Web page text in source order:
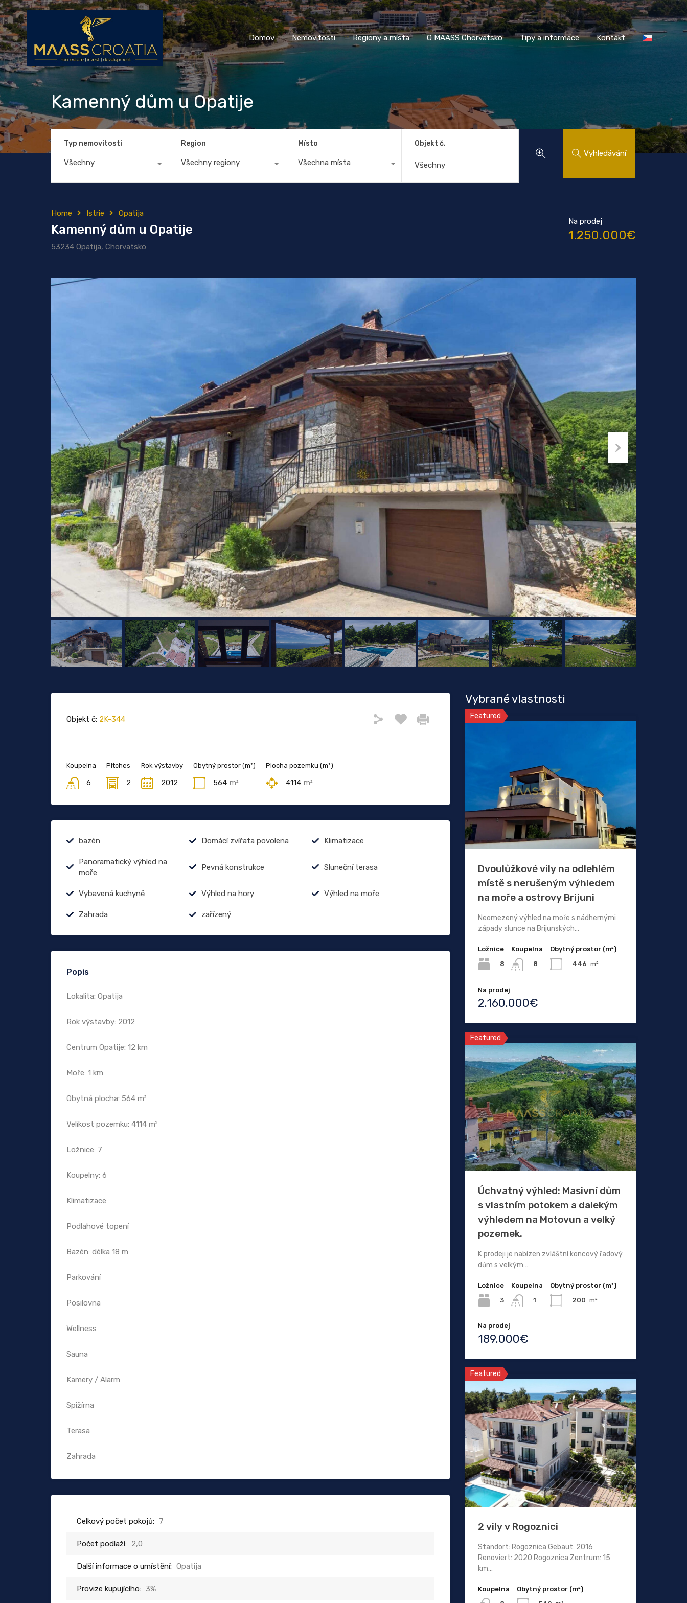
Domov Nemovitosti Regiony a místa O MAASS Chorvatsko Tipy a informace Kontakt
Domov Nemovitosti Regiony a místa O MAASS Chorvatsko Tipy a informace Kontakt
Kamenný dům u Opatije
Typ nemovitosti
Všechny
Region
Všechny regiony
Místo
Všechna místa
Objekt č.
Vyhledávání
Home Istrie Opatija
Kamenný dům u Opatije
53234 Opatija, Chorvatsko
Na prodej
1.250.000€
Objekt č: 2K-344
Koupelna
6
Pitches
2
Rok výstavby
2012
Obytný prostor (m²)
564 m²
Plocha pozemku (m²)
4114 m²
bazén Domácí zvířata povolena Klimatizace
Panoramatický výhled na
moře
Pevná konstrukce Sluneční terasa
Vybavená kuchyně Výhled na hory Výhled na moře
Zahrada zařízený
Popis
Lokalita: Opatija
Rok výstavby: 2012
Centrum Opatije: 12 km
Moře: 1 km
Obytná plocha: 564 m²
Velikost pozemku: 4114 m²
Ložnice: 7
Koupelny: 6
Klimatizace
Podlahové topení
Bazén: délka 18 m
Parkování
Posilovna
Wellness
Sauna
Kamery / Alarm
Spižírna
Terasa
Zahrada
Celkový počet pokojů: 7
Počet podlaží: 2,0
Další informace o umístění: Opatija
Provize kupujícího: 3%
Vybrané vlastnosti
Featured
Dvoulůžkové vily na odlehlém
místě s nerušeným výhledem
na moře a ostrovy Brijuni
Neomezený výhled na moře s nádhernými
západy slunce na Brijunských…
Ložnice
8
Koupelna
8
Obytný prostor (m²)
446 m²
Na prodej
2.160.000€
Featured
Úchvatný výhled: Masivní dům
s vlastním potokem a dalekým
výhledem na Motovun a velký
pozemek.
K prodeji je nabízen zvláštní koncový řadový
dům s velkým…
Ložnice
3
Koupelna
1
Obytný prostor (m²)
200 m²
Na prodej
189.000€
Featured
2 vily v Rogoznici
Standort: Rogoznica Gebaut: 2016
Renoviert: 2020 Rogoznica Zentrum: 15
km…
Koupelna
Obytný prostor (m²)